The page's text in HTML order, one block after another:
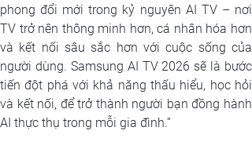
phong đổi mới trong kỷ nguyên AI TV – nơi
TV trở nên thông minh hơn, cá nhân hóa hơn
và kết nối sâu sắc hơn với cuộc sống của
người dùng. Samsung AI TV 2026 sẽ là bước
tiến đột phá với khả năng thấu hiểu, học hỏi
và kết nối, để trở thành người bạn đồng hành
AI thực thụ trong mỗi gia đình.”